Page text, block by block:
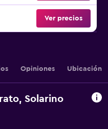
Ver precios
Opiniones Ubicación
Solarino